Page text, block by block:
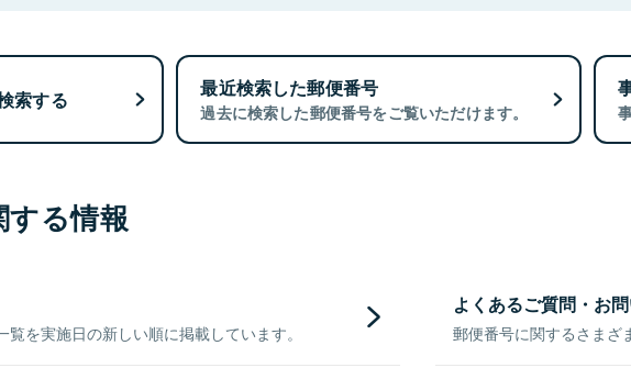
索する 最近検索した郵便番号
過去に検索した郵便番号をご覧いただけます。
する情報
を実施日の新しい順に掲載しています。
よくあるご質問・お
郵便番号に関するさまざ